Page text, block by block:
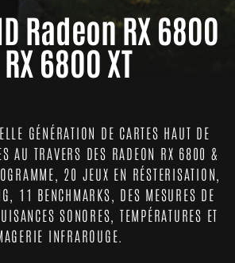
Radeon RX 6800
6800 XT
GÉNÉRATION DE CARTES HAUT DE
AU TRAVERS DES RADEON RX 6800 &
20 JEUX EN RÉSTERISATION,
11 BENCHMARKS, DES MESURES DE
SONORES, TEMPÉRATURES ET
INFRAROUGE.